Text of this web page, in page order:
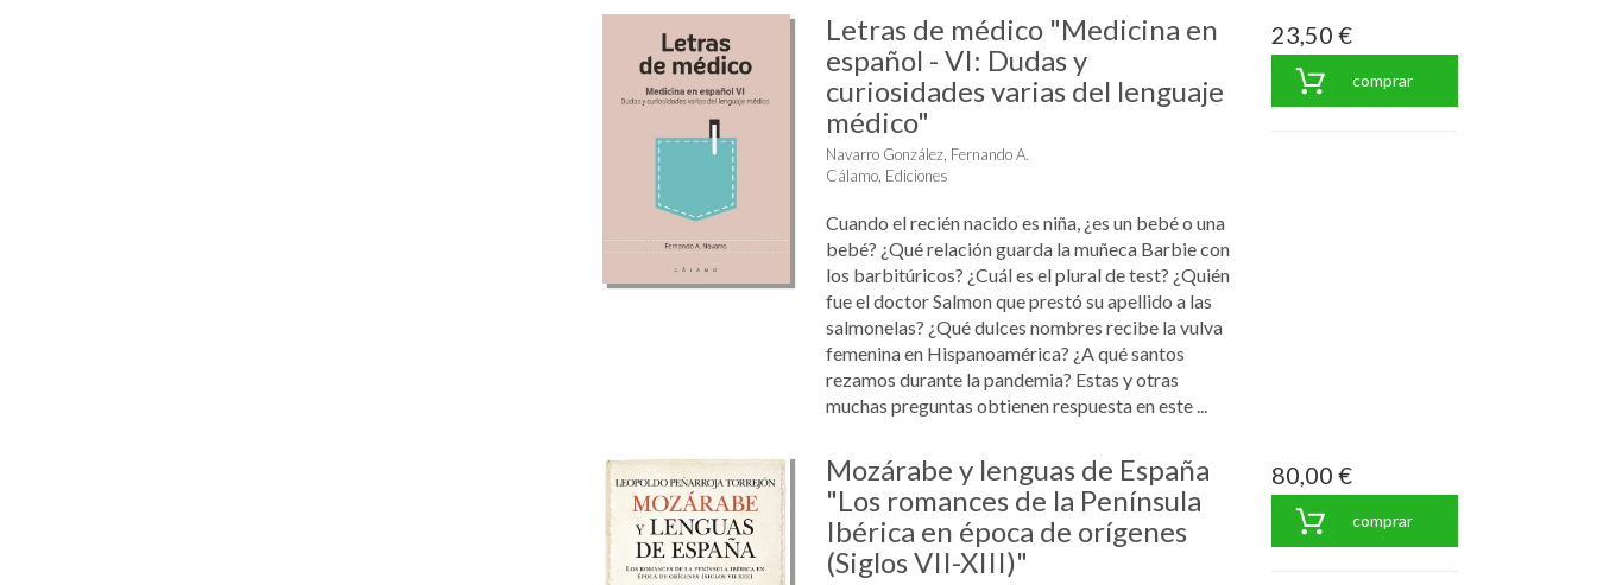
Letras de médico "Medicina en
español - VI: Dudas y
curiosidades varias del lenguaje
médico"
Navarro González, Fernando A.
Cálamo, Ediciones
Cuando el recién nacido es niña, ¿es un bebé o una
bebé? ¿Qué relación guarda la muñeca Barbie con
los barbitúricos? ¿Cuál es el plural de test? ¿Quién
fue el doctor Salmon que prestó su apellido a las
salmonelas? ¿Qué dulces nombres recibe la vulva
femenina en Hispanoamérica? ¿A qué santos
rezamos durante la pandemia? Estas y otras
muchas preguntas obtienen respuesta en este ...
23,50 €
comprar
Mozárabe y lenguas de España
"Los romances de la Península
Ibérica en época de orígenes
(Siglos VII-XIII)"
80,00 €
comprar